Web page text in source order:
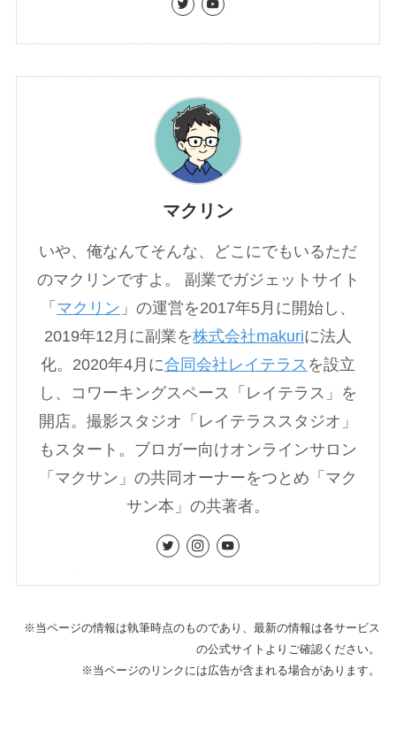
マクリン
いや、俺なんてそんな、どこにでもいるただ
のマクリンですよ。 副業でガジェットサイト
「 マクリン 」の運営を2017年5月に開始し、
2019年12月に副業を株式会社makuriに法人
化。2020年4月に合同会社レイテラス を設立
し、コワーキングスペース「レイテラス」を
開店。撮影スタジオ「レイテラススタジオ」
もスタート。ブロガー向けオンラインサロン
「マクサン」の共同オーナーをつとめ「マク
サン本」の共著者。
※当ページの情報は執筆時点のものであり、最新の情報は各サービス
の公式サイトよりご確認ください。
※当ページのリンクには広告が含まれる場合があります。